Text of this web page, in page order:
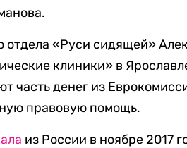
отдела «Руси сидящей»
клиники» в
часть денег из
правовую помощь.
из России в ноябре 2017